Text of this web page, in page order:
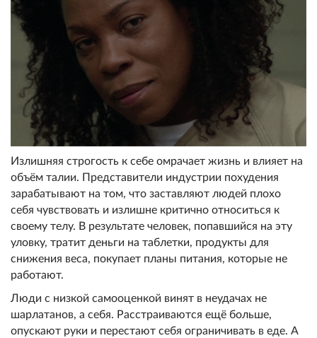
Излишняя строгость к себе омрачает жизнь и влияет на
объём талии. Представители индустрии похудения
зарабатывают на том, что заставляют людей плохо
себя чувствовать и излишне критично относиться к
своему телу. В результате человек, попавшийся на эту
уловку, тратит деньги на таблетки, продукты для
снижения веса, покупает планы питания, которые не
работают.
Люди с низкой самооценкой винят в неудачах не
шарлатанов, а себя. Расстраиваются ещё больше,
опускают руки и перестают себя ограничивать в еде. А